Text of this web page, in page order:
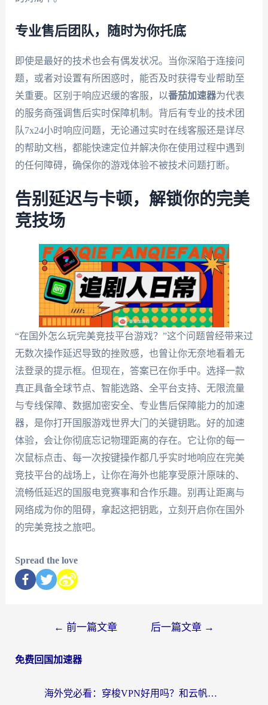
专业售后团队，随时为你托底
即使是最好的技术也会有偶发状况。当你深陷于连接问
题，或者对设置有所困惑时，能否及时获得专业帮助至
关重要。区别于响应迟缓的客服，以番茄加速器为代表
的服务商强调售后实时保障机制。背后有专业的技术团
队7x24小时响应问题，无论通过实时在线客服还是详尽
的帮助文档，都能快速定位并解决你在使用过程中遇到
的任何障碍，确保你的游戏体验不被技术问题打断。
告别延迟与卡顿，解锁你的完美
竞技场
“在国外怎么玩完美竞技平台游戏？”这个问题曾经带来过
无数次操作延迟导致的挫败感，也曾让你无奈地看着无
法登录的提示框。但现在，答案已在你手中。选择一款
真正具备全球节点、智能选路、全平台支持、无限流量
与专线保障、数据加密安全、专业售后保障能力的加速
器，是你打开国服游戏世界大门的关键钥匙。好的加速
体验，会让你彻底忘记物理距离的存在。它让你的每一
次鼠标点击、每一次按键操作都几乎实时地响应在完美
竞技平台的战场上，让你在海外也能享受原汁原味的、
流畅低延迟的国服电竞赛事和合作乐趣。别再让距离与
网络成为你的阻碍，拿起这把钥匙，立刻开启你在国外
的完美竞技之旅吧。
Spread the love
← 前一篇文章 后一篇文章 →
免费回国加速器
海外党必看：穿梭VPN好用吗？和云帆VPN对比哪个回国效果更好？附真实测评+避坑指南